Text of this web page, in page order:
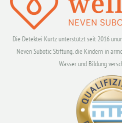
Die Detektei Kurtz unterstützt seit 2016
Neven Subotic Stiftung, die Kindern in
Wasser und Bildung